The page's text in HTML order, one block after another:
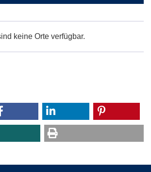
keine Orte verfügbar.